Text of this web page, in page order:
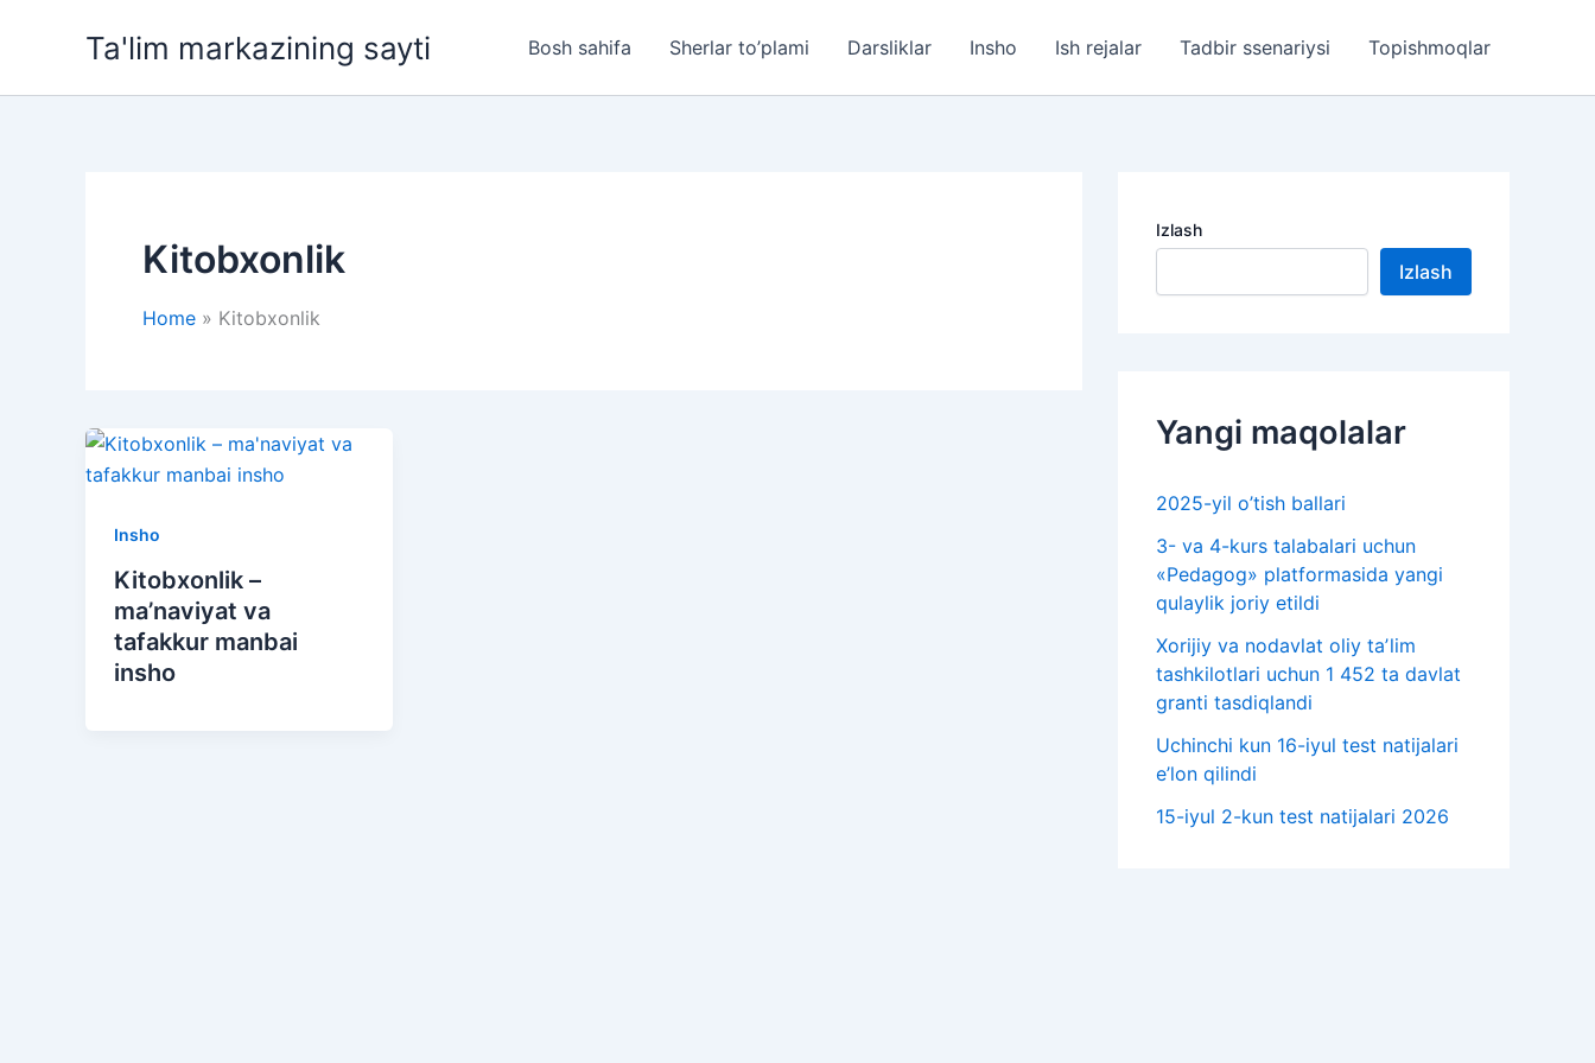
Ta'lim markazining sayti Bosh sahifa Sherlar to’plami Darsliklar Insho Ish rejalar Tadbir ssenariysi Topishmoqlar
Kitobxonlik
Home Kitobxonlik
Insho
Kitobxonlik –
ma’naviyat va
tafakkur manbai
insho
Izlash
Izlash
Yangi maqolalar
2025-yil o’tish ballari
3- va 4-kurs talabalari uchun
«Pedagog» platformasida yangi
qulaylik joriy etildi
Xorijiy va nodavlat oliy taʼlim
tashkilotlari uchun 1 452 ta davlat
granti tasdiqlandi
Uchinchi kun 16-iyul test natijalari
e’lon qilindi
15-iyul 2-kun test natijalari 2026